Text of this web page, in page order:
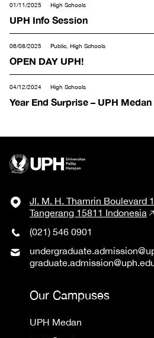
01/11/2025 High Schools
UPH Info Session
06/08/2025 Public, High Schools
OPEN DAY UPH!
04/12/2024 High Schools
Year End Surprise – UPH
Jl. M. H. Thamrin Boulevard
Tangerang 15811 Indonesia
(021) 546 0901
Our Campuses
UPH Medan